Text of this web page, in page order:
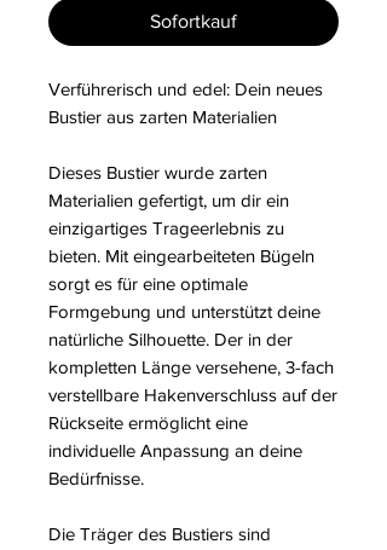
Sofortkauf
Verführerisch und edel: Dein neues
Bustier aus zarten Materialien
Dieses Bustier wurde zarten
Materialien gefertigt, um dir ein
einzigartiges Trageerlebnis zu
bieten. Mit eingearbeiteten Bügeln
sorgt es für eine optimale
Formgebung und unterstützt deine
natürliche Silhouette. Der in der
kompletten Länge versehene, 3-fach
verstellbare Hakenverschluss auf der
Rückseite ermöglicht eine
individuelle Anpassung an deine
Bedürfnisse.
Die Träger des Bustiers sind